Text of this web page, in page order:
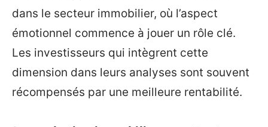
dans le secteur immobilier, où l’aspect
émotionnel commence à jouer un rôle clé.
Les investisseurs qui intègrent cette
dimension dans leurs analyses sont souvent
récompensés par une meilleure rentabilité.